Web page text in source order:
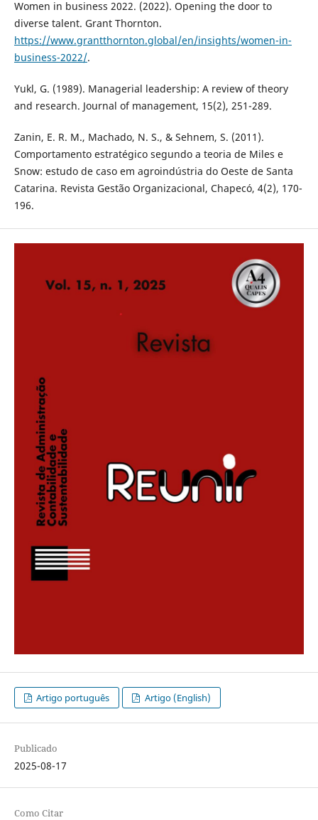
Women in business 2022. (2022). Opening the door to
diverse talent. Grant Thornton.
https://www.grantthornton.global/en/insights/women-in-
business-2022/.
Yukl, G. (1989). Managerial leadership: A review of theory
and research. Journal of management, 15(2), 251-289.
Zanin, E. R. M., Machado, N. S., & Sehnem, S. (2011).
Comportamento estratégico segundo a teoria de Miles e
Snow: estudo de caso em agroindústria do Oeste de Santa
Catarina. Revista Gestão Organizacional, Chapecó, 4(2), 170-
196.
Artigo português Artigo (English)
Publicado
2025-08-17
Como Citar